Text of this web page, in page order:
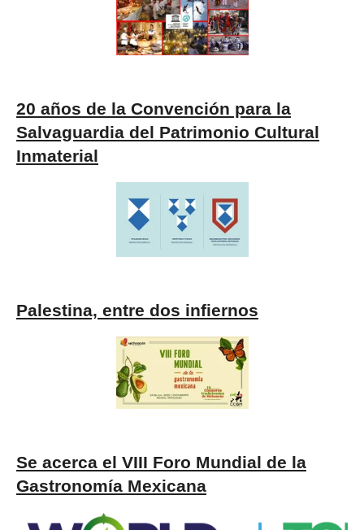
20 años de la Convención para la
Salvaguardia del Patrimonio Cultural
Inmaterial
Palestina, entre dos infiernos
Se acerca el VIII Foro Mundial de la
Gastronomía Mexicana